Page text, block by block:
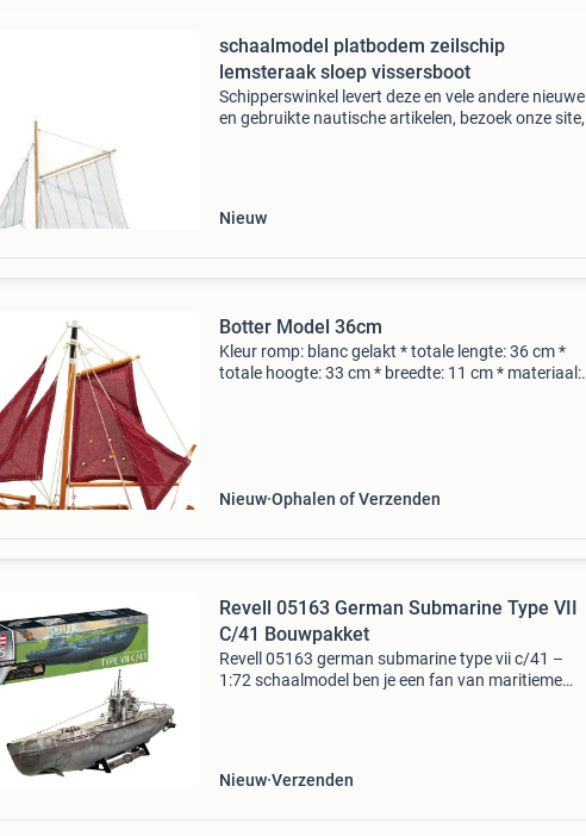
schaalmodel platbodem zeilschip
lemsteraak sloep vissersboot
Schipperswinkel levert deze en vele andere nieuwe
en gebruikte nautische artikelen, bezoek onze site,
Nieuw
Botter Model 36cm
Kleur romp: blanc gelakt * totale lengte: 36 cm *
totale hoogte: 33 cm * breedte: 11 cm * materiaal:
Nieuw Ophalen of Verzenden
Revell 05163 German Submarine Type VII
C/41 Bouwpakket
Revell 05163 german submarine type vii c/41 –
1:72 schaalmodel ben je een fan van maritieme
Nieuw Verzenden